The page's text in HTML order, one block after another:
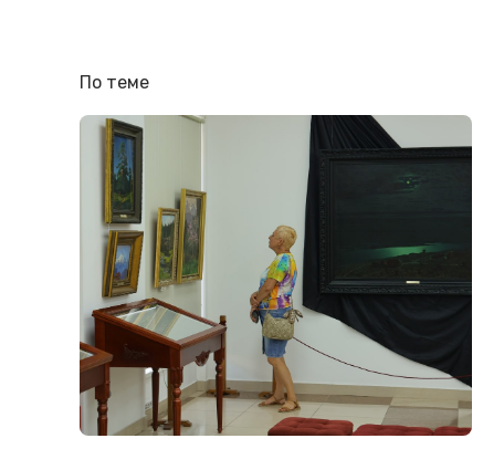
По теме